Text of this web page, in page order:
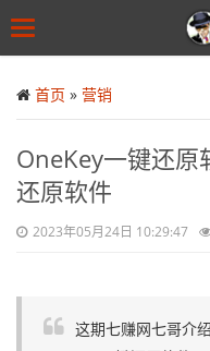
to
main
Toggle
首页 » 营销
OneKey一键还原
还原软件
2023年05月24日 10:29:47
这期七赚网七哥介